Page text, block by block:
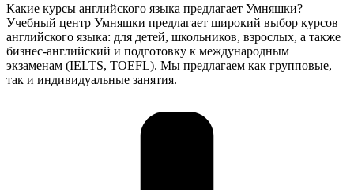
Какие курсы английского языка предлагает Умняшки?
Учебный центр Умняшки предлагает широкий выбор курсов
английского языка: для детей, школьников, взрослых, а также
бизнес-английский и подготовку к международным
экзаменам (IELTS, TOEFL). Мы предлагаем как групповые,
так и индивидуальные занятия.